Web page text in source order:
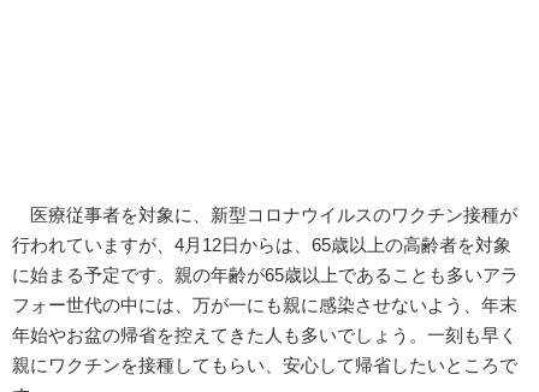
医療従事者を対象に、新型コロナウイルスのワクチン接種が
行われていますが、4月12日からは、65歳以上の高齢者を対象
に始まる予定です。親の年齢が65歳以上であることも多いアラ
フォー世代の中には、万が一にも親に感染させないよう、年末
年始やお盆の帰省を控えてきた人も多いでしょう。一刻も早く
親にワクチンを接種してもらい、安心して帰省したいところで